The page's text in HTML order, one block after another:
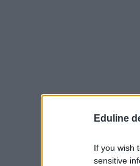
Eduline
If you wish
sensitive